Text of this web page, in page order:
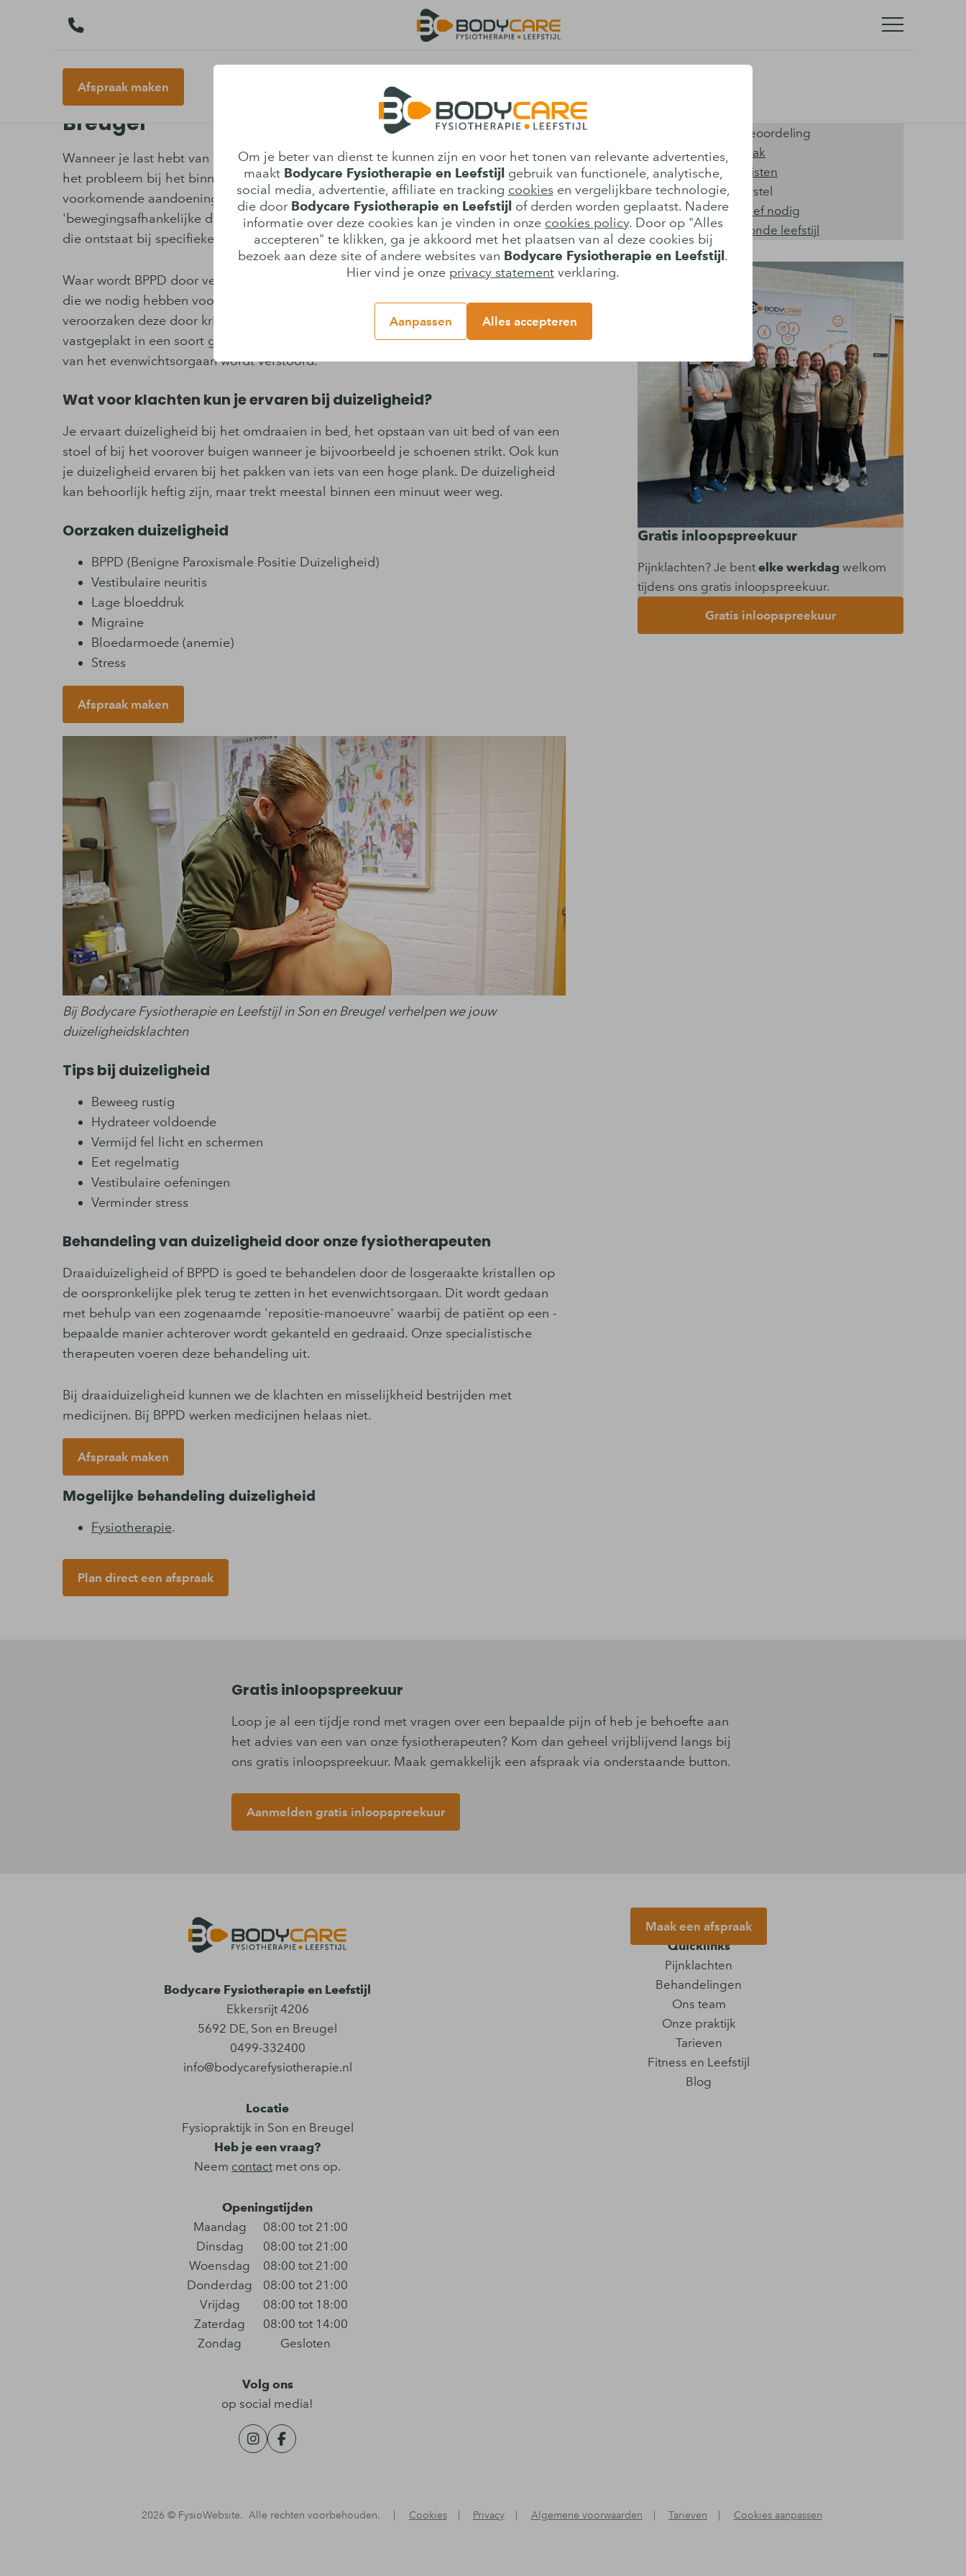
Om je beter van dienst te kunnen zijn en voor het tonen van relevante advertenties,
maakt Bodycare Fysiotherapie en Leefstijl gebruik van functionele, analytische,
social media, advertentie, affiliate en tracking cookiesen vergelijkbare technologie,
die door Bodycare Fysiotherapie en Leefstijl of derden worden geplaatst. Nadere
informatie over deze cookies kan je vinden in onze cookies policy. Door op "Alles
accepteren" te klikken, ga je akkoord met het plaatsen van al deze cookies bij
bezoek aan deze site of andere websites van Bodycare Fysiotherapie en Leefstijl .
Hier vind je onze privacy statement verklaring.
Aanpassen Alles accepteren
Afspraak maken
Fysiotherapie voor duizeligheid in Son en
Breugel
Wanneer je last hebt van duizeligheid ligt in ongeveer 50 procent van de gevallen
het probleem bij het binnenoor. Daarin ligt het evenwichtsorgaan. De meest
voorkomende aandoening bij problemen met het binnenoor is
'bewegingsafhankelijke duizeligheid' (BPPD): een vorm van acute draaiduizeligheid
die ontstaat bij specifieke bewegingen.
Waar wordt BPPD door veroorzaakt? In het binnenoor liggen heel kleine steentjes
die we nodig hebben voor het waarnemen van allerlei bewegingen en soms
veroorzaken deze door kristalvorming oorgruis. Deze steentjes zitten normaal
vastgeplakt in een soort gel, maar kunnen loskomen waardoor de normale werking
van het evenwichtsorgaan wordt verstoord.
Wat voor klachten kun je ervaren bij duizeligheid?
Je ervaart duizeligheid bij het omdraaien in bed, het opstaan van uit bed of van een
stoel of bij het voorover buigen wanneer je bijvoorbeeld je schoenen strikt. Ook kun
je duizeligheid ervaren bij het pakken van iets van een hoge plank. De duizeligheid
kan behoorlijk heftig zijn, maar trekt meestal binnen een minuut weer weg.
Oorzaken duizeligheid
BPPD (Benigne Paroxismale Positie Duizeligheid)
Vestibulaire neuritis
Lage bloeddruk
Migraine
Bloedarmoede (anemie)
Stress
Afspraak maken
Bij Bodycare Fysiotherapie en Leefstijl in Son en Breugel verhelpen we jouw
duizeligheidsklachten
Tips bij duizeligheid
Beweeg rustig
Hydrateer voldoende
Vermijd fel licht en schermen
Eet regelmatig
Vestibulaire oefeningen
Verminder stress
Behandeling van duizeligheid door onze fysiotherapeuten
Draaiduizeligheid of BPPD is goed te behandelen door de losgeraakte kristallen op
de oorspronkelijke plek terug te zetten in het evenwichtsorgaan. Dit wordt gedaan
met behulp van een zogenaamde 'repositie-manoeuvre' waarbij de patiënt op een ­
bepaalde manier achterover wordt gekanteld en gedraaid. Onze specialistische
therapeuten voeren deze behandeling uit.
Bij draaiduizeligheid kunnen we de klachten en misselijkheid bestrijden met
medicijnen. Bij BPPD werken medicijnen helaas niet.
Afspraak maken
Mogelijke behandeling duizeligheid
Fysiotherapie.
Plan direct een afspraak
Hoge klantenbeoordeling
Snel een afspraak
Ervaren specialisten
Helder over herstel
Géén verwijsbrief nodig
Langdurig gezonde leefstijl
Gratis inloopspreekuur
Pijnklachten? Je bent elke werkdag welkom
tijdens ons gratis inloopspreekuur.
Gratis inloopspreekuur
Gratis inloopspreekuur
Loop je al een tijdje rond met vragen over een bepaalde pijn of heb je behoefte aan
het advies van een van onze fysiotherapeuten? Kom dan geheel vrijblijvend langs bij
ons gratis inloopspreekuur. Maak gemakkelijk een afspraak via onderstaande button.
Aanmelden gratis inloopspreekuur
Bodycare Fysiotherapie en Leefstijl
Ekkersrijt 4206
5692 DE, Son en Breugel
0499-332400
info@bodycarefysiotherapie.nl
Locatie
Fysiopraktijk in Son en Breugel
Maak een afspraak
Quicklinks
Pijnklachten
Behandelingen
Ons team
Onze praktijk
Tarieven
Fitness en Leefstijl
Blog
Heb je een vraag?
Neem contact met ons op.
Openingstijden
Maandag
08:00 tot 21:00
Dinsdag
08:00 tot 21:00
Woensdag
08:00 tot 21:00
Donderdag
08:00 tot 21:00
Vrijdag
08:00 tot 18:00
Zaterdag
08:00 tot 14:00
Zondag
Gesloten
Volg ons
op social media!
2026 © FysioWebsite. Alle rechten voorbehouden. Cookies Privacy Algemene voorwaarden Tarieven Cookies aanpassen